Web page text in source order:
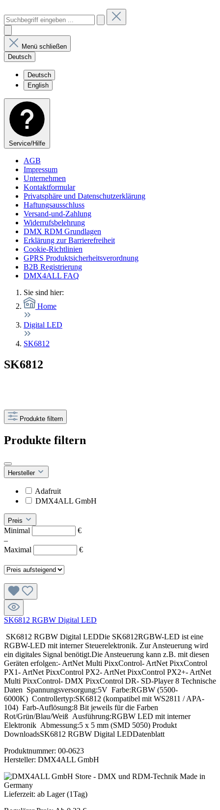
Menü schließen
Deutsch
Deutsch
English
Service/Hilfe
AGB
Impressum
Unternehmen
Kontaktformular
Privatsphäre und Datenschutzerklärung
Haftungsausschluss
Versand-und-Zahlung
Widerrufsbelehrung
DMX RDM Grundlagen
Erklärung zur Barrierefreiheit
Cookie-Richtlinien
GPRS Produktsicherheitsverordnung
B2B Registrierung
DMX4ALL FAQ
Sie sind hier:
Home
Digital LED
SK6812
SK6812
Produkte filtern
Produkte filtern
Hersteller
Adafruit
DMX4ALL GmbH
Preis
Minimal
€
–
Maximal
€
SK6812 RGBW Digital LED
SK6812 RGBW Digital LEDDie SK6812RGBW-LED ist eine
RGBW-LED mit interner Steuerelektronik. Zur Ansteuerung wird
ein digitales Signal benötigt.Die Ansteuerung kann z.B. mit diesen
Geräten erfolgen:- ArtNet Multi PixxControl- ArtNet PixxControl
PX1- ArtNet PixxControl PX2- ArtNet PixxControl PX2+- ArtNet
Multi PixxControl- DMX PixxControl DR- SD-Player 8 Technische
Daten Spannungsversorgung:5V Farbe:RGBW (5500-
6000K) Controllertyp:SK6812 (kompatibel mit WS2811 / APA-
104) Farb-Auflösung:8 Bit jeweils für die Farben
Rot/Grün/Blau/Weiß Ausführung:RGBW LED mit interner
Elektronik Abmessung:5 x 5 mm (SMD 5050) Produkt
DownloadsSK6812 RGBW Digital LEDDatenblatt
Produktnummer: 00-0623
Hersteller: DMX4ALL GmbH
Lieferzeit: ab Lager (1Tag)